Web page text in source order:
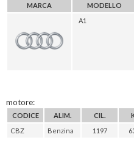
MARCA MODELLO
A1
motore:
CODICE ALIM. CIL.
CBZ
Benzina 1197